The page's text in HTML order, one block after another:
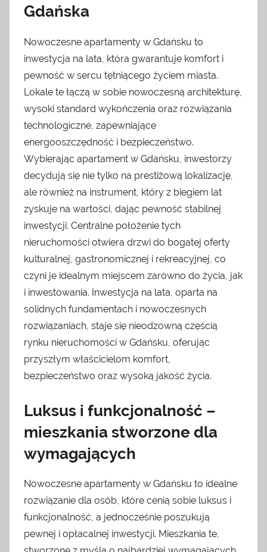
Gdańska
Nowoczesne apartamenty w Gdańsku to
inwestycja na lata, która gwarantuje komfort i
pewność w sercu tętniącego życiem miasta.
Lokale te łączą w sobie nowoczesną architekturę,
wysoki standard wykończenia oraz rozwiązania
technologiczne, zapewniające
energooszczędność i bezpieczeństwo.
Wybierając apartament w Gdańsku, inwestorzy
decydują się nie tylko na prestiżową lokalizację,
ale również na instrument, który z biegiem lat
zyskuje na wartości, dając pewność stabilnej
inwestycji. Centralne położenie tych
nieruchomości otwiera drzwi do bogatej oferty
kulturalnej, gastronomicznej i rekreacyjnej, co
czyni je idealnym miejscem zarówno do życia, jak
i inwestowania. Inwestycja na lata, oparta na
solidnych fundamentach i nowoczesnych
rozwiązaniach, staje się nieodzowną częścią
rynku nieruchomości w Gdańsku, oferując
przyszłym właścicielom komfort,
bezpieczeństwo oraz wysoką jakość życia.
Luksus i funkcjonalność –
mieszkania stworzone dla
wymagających
Nowoczesne apartamenty w Gdańsku to idealne
rozwiązanie dla osób, które cenią sobie luksus i
funkcjonalność, a jednocześnie poszukują
pewnej i opłacalnej inwestycji. Mieszkania te,